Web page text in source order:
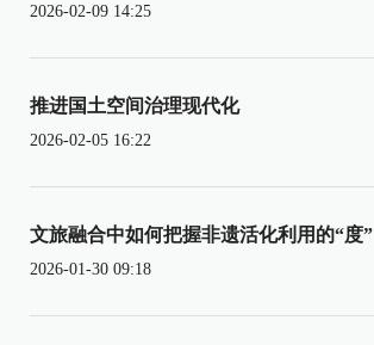
2026-02-09 14:25
推进国土空间治理现代化
2026-02-05 16:22
文旅融合中如何把握非遗活化利用的“度”
2026-01-30 09:18